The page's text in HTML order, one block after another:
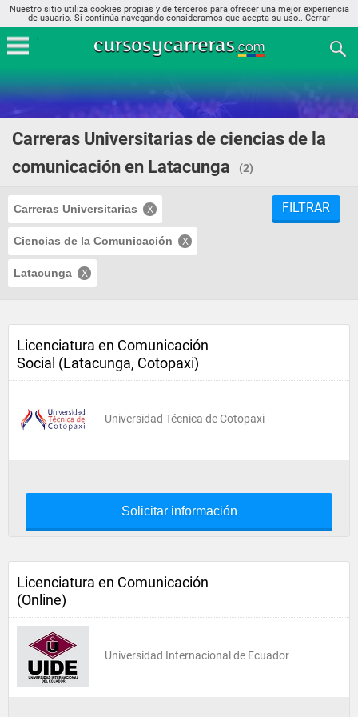
Nuestro sitio utiliza cookies propias y de terceros para ofrecer una mejor experiencia
de usuario. Si continúa navegando consideramos que acepta su uso.. Cerrar
Carreras Universitarias de ciencias de la
comunicación en Latacunga
(2)
Carreras Universitarias
Ciencias de la Comunicación
Latacunga
FILTRAR
Licenciatura en Comunicación
Social (Latacunga, Cotopaxi)
Universidad Técnica de Cotopaxi
Solicitar información
Licenciatura en Comunicación
(Online)
Universidad Internacional de Ecuador